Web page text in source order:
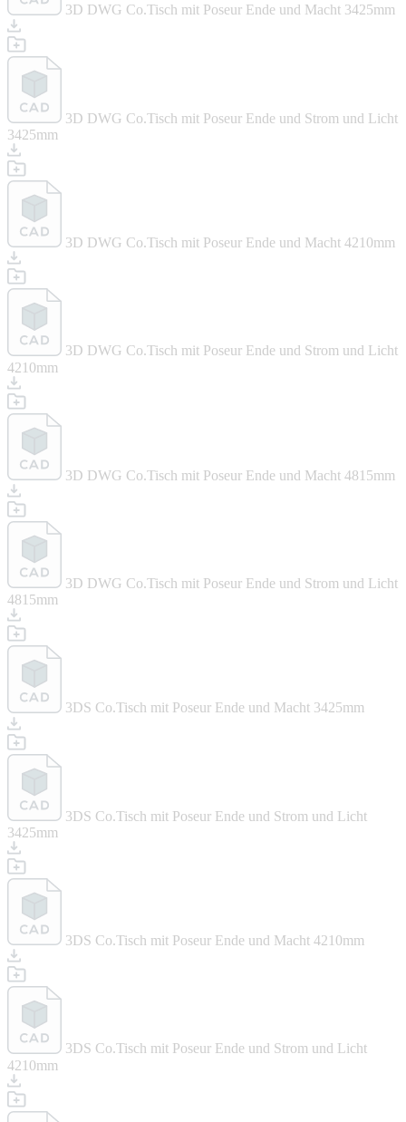
3D DWG Co.Tisch mit Poseur Ende und Macht 3425mm
3D DWG Co.Tisch mit Poseur Ende und Strom und Licht
3425mm
3D DWG Co.Tisch mit Poseur Ende und Macht 4210mm
3D DWG Co.Tisch mit Poseur Ende und Strom und Licht
4210mm
3D DWG Co.Tisch mit Poseur Ende und Macht 4815mm
3D DWG Co.Tisch mit Poseur Ende und Strom und Licht
4815mm
3DS Co.Tisch mit Poseur Ende und Macht 3425mm
3DS Co.Tisch mit Poseur Ende und Strom und Licht
3425mm
3DS Co.Tisch mit Poseur Ende und Macht 4210mm
3DS Co.Tisch mit Poseur Ende und Strom und Licht
4210mm